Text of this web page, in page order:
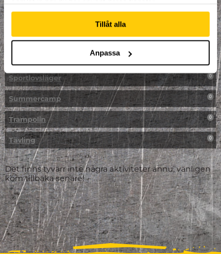
Tillåt alla
Anpassa
Påsklovsläger 0
Skateboard 0
Sportlovsläger 0
Summercamp 0
Trampolin 0
Tävling 0
Det finns tyvärr inte några aktiviteter ännu, vänligen
kom tillbaka senare!